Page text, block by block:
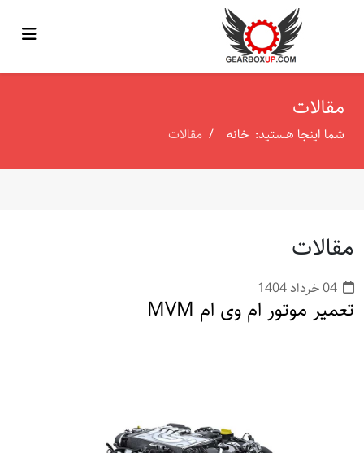
مقالات
شما اینجا هستید: خانه مقالات
مقالات
04 خرداد 1404
تعمیر موتور ام وی ام MVM